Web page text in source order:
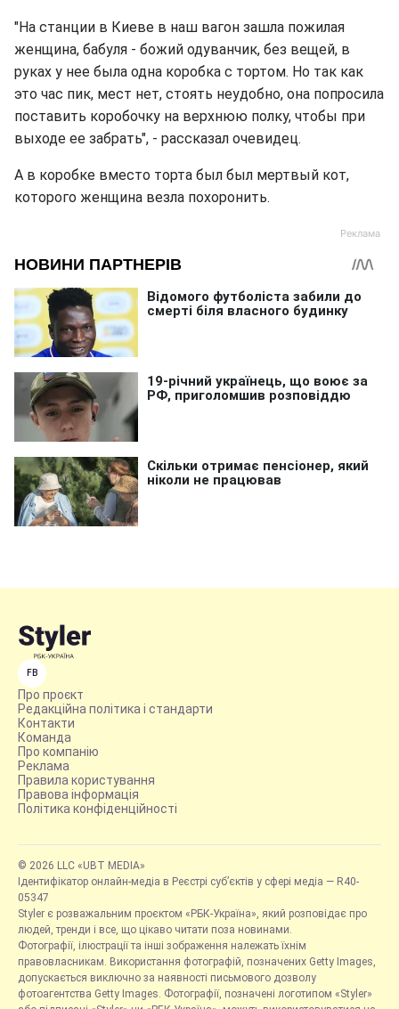
"На станции в Киеве в наш вагон зашла пожилая
женщина, бабуля - божий одуванчик, без вещей, в
руках у нее была одна коробка с тортом. Но так как
это час пик, мест нет, стоять неудобно, она попросила
поставить коробочку на верхнюю полку, чтобы при
выходе ее забрать", - рассказал очевидец.
А в коробке вместо торта был был мертвый кот,
которого женщина везла похоронить.
FB
Про проєкт
Редакційна політика і стандарти
Контакти
Команда
Про компанію
Реклама
Правила користування
Правова інформація
Політика конфіденційності
© 2026 LLC «UBT MEDIA»
Ідентифікатор онлайн-медіа в Реєстрі суб’єктів у сфері медіа — R40-
05347
Styler є розважальним проєктом «РБК-Україна», який розповідає про
людей, тренди і все, що цікаво читати поза новинами.
Фотографії, ілюстрації та інші зображення належать їхнім
правовласникам. Використання фотографій, позначених Getty Images,
допускається виключно за наявності письмового дозволу
фотоагентства Getty Images. Фотографії, позначені логотипом «Styler»